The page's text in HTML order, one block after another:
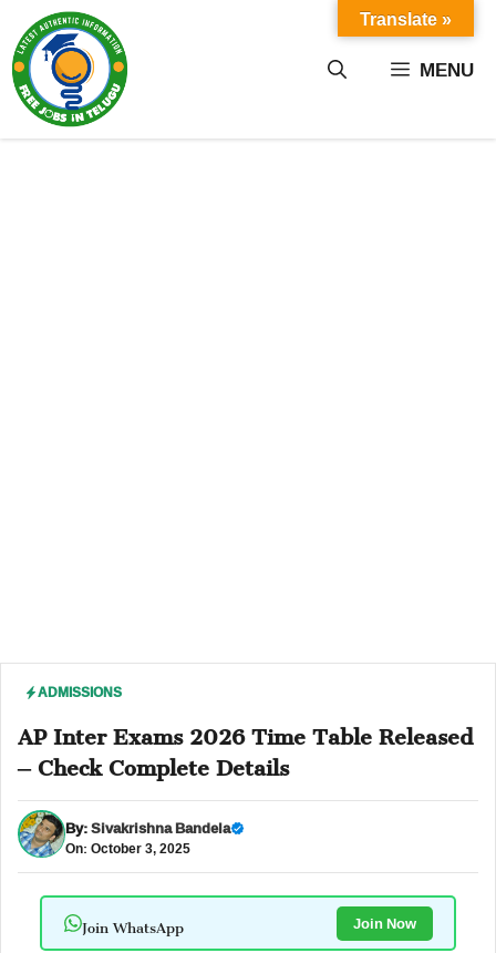
content MENU
ADMISSIONS
AP Inter Exams 2026 Time Table Released
– Check Complete Details
By:Sivakrishna Bandela
On: October 3, 2025
Join WhatsApp Join Now
Translate »